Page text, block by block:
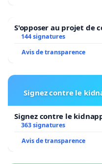
S'opposer au projet de
144 signatures
Avis de transparence
Signez contre le
Signez contre le
363 signatures
Avis de transparence